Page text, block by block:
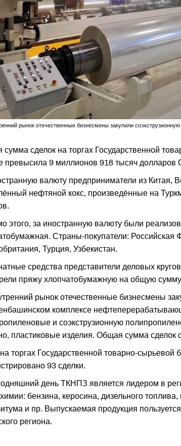
рынок отечественные бизнесмены закупили
сделок на торгах Государственной
превысила 9 миллионов 918 тысяч
валюту предприниматели из Китая,
нефтяной кокс, произведённые на
этого, за иностранную валюту были
Страны-покупатели:
Турция, Узбекистан.
средства представители деловых
пряжу хлопчатобумажную на общую
рынок отечественные бизнесмены
комплексе
и соэкструзионную
пластиковые изделия. Общая сумма
торгах Государственной товарно-
93 сделки.
день ТКНПЗ является лидером в
бензина, керосина, дизельного
и пр. Выпускаемая продукция
региона.